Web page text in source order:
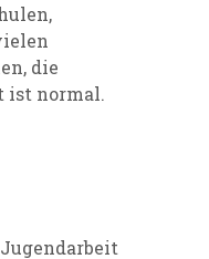
die
ist normal.